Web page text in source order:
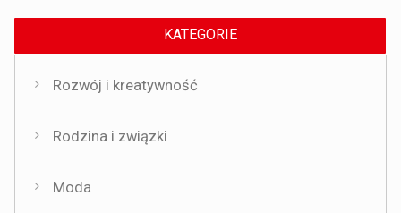
KATEGORIE
Rozwój i kreatywność
Rodzina i związki
Moda